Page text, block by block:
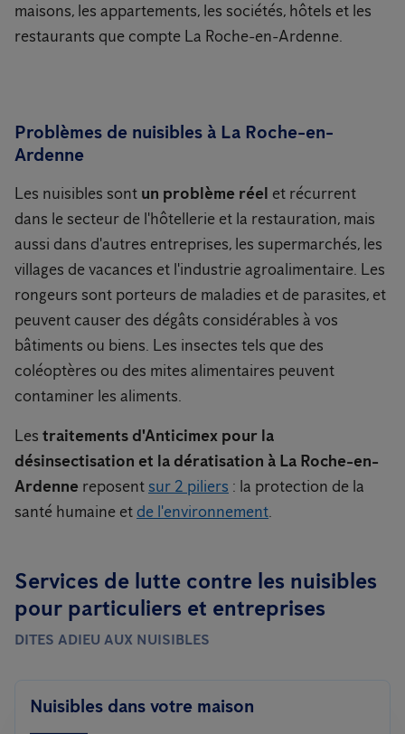
maisons, les appartements, les sociétés, hôtels et les
restaurants que compte La Roche-en-Ardenne.
Problèmes de nuisibles à La Roche-en-
Ardenne
Les nuisibles sont un problème réel et récurrent
dans le secteur de l'hôtellerie et la restauration, mais
aussi dans d'autres entreprises, les supermarchés, les
villages de vacances et l'industrie agroalimentaire. Les
rongeurs sont porteurs de maladies et de parasites, et
peuvent causer des dégâts considérables à vos
bâtiments ou biens. Les insectes tels que des
coléoptères ou des mites alimentaires peuvent
contaminer les aliments.
Les traitements d'Anticimex pour la
désinsectisation et la dératisation à La Roche-en-
Ardenne reposentsur 2 piliers : la protection de la
santé humaine et de l'environnement.
Services de lutte contre les nuisibles
pour particuliers et entreprises
DITES ADIEU AUX NUISIBLES
Nuisibles dans votre maison